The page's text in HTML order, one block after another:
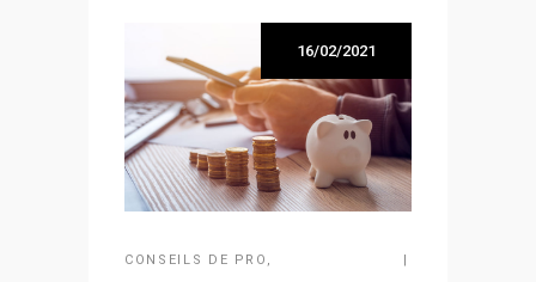
16/02/2021
CONSEILS DE PRO ,